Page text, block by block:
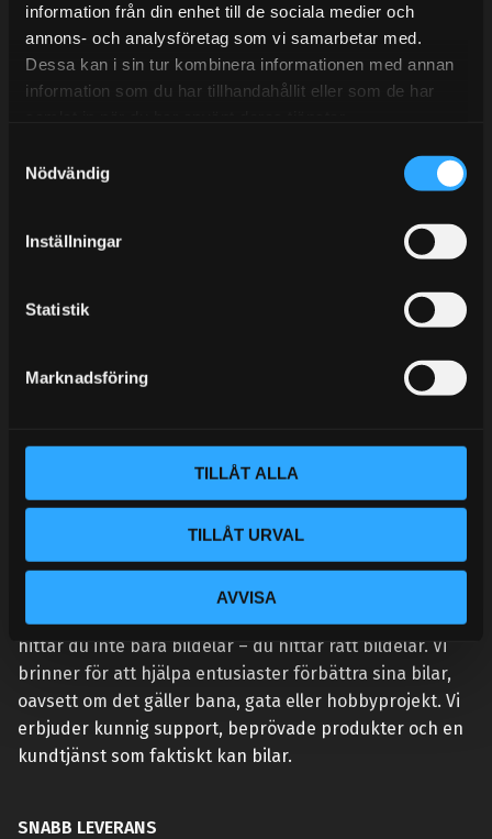
information från din enhet till de sociala medier och
annons- och analysföretag som vi samarbetar med.
Dessa kan i sin tur kombinera informationen med annan
information som du har tillhandahållit eller som de har
Nödvändig
Inställningar
Statistik
Marknadsföring
TILLÅT ALLA
TILLÅT URVAL
AVVISA
KUNSKAPSCENTER
KUNDTJÄNST
Vi lever och andas prestanda. Hos Street Performance
hittar du inte bara bildelar – du hittar rätt bildelar. Vi
brinner för att hjälpa entusiaster förbättra sina bilar,
oavsett om det gäller bana, gata eller hobbyprojekt. Vi
erbjuder kunnig support, beprövade produkter och en
kundtjänst som faktiskt kan bilar.
SNABB LEVERANS